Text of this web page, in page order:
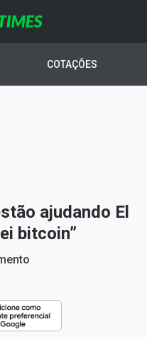
COTAÇÕES
ajudando El
bitcoin”